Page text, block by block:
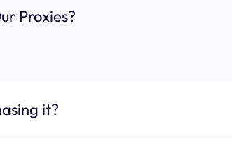
Proxies?
it?